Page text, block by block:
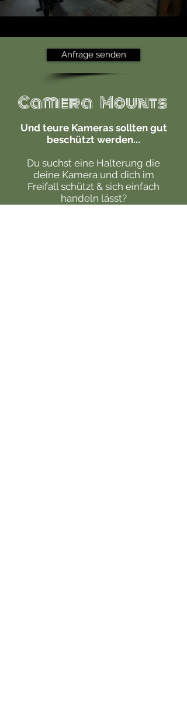
Anfrage senden
Camera Mounts
Und teure Kameras sollten gut
beschützt werden...
Du suchst eine Halterung die
deine Kamera und dich im
Freifall schützt & sich einfach
handeln lässt?